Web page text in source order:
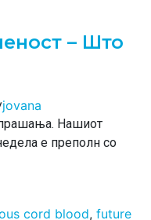
– Што
jovana
Нашиот
е преполн со
cord blood, future